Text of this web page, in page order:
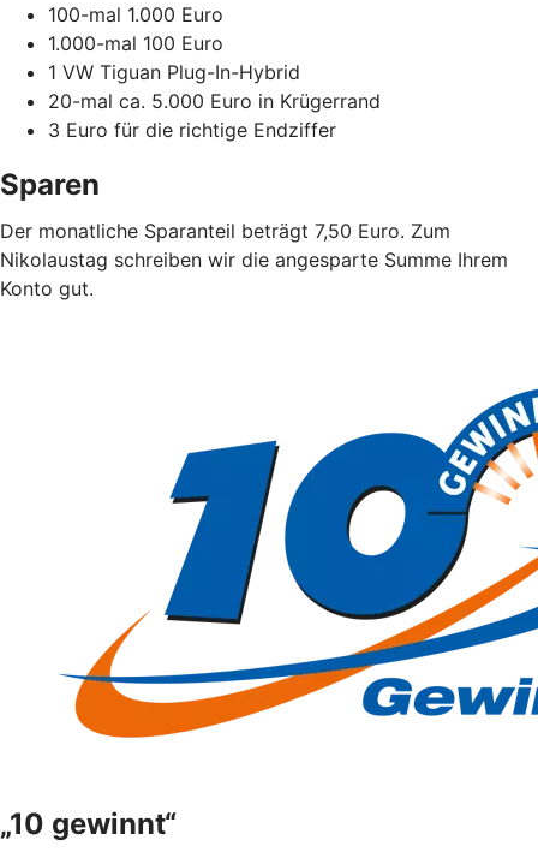
100-mal 1.000 Euro
1.000-mal 100 Euro
1 VW Tiguan Plug-In-Hybrid
20-mal ca. 5.000 Euro in Krügerrand
3 Euro für die richtige Endziffer
Sparen
Der monatliche Sparanteil beträgt 7,50 Euro. Zum
Nikolaustag schreiben wir die angesparte Summe Ihrem
Konto gut.
„10 gewinnt“